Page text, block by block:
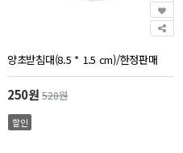
양초받침대(8.5 * 1.5 cm)/한정판매
250원528원
할인